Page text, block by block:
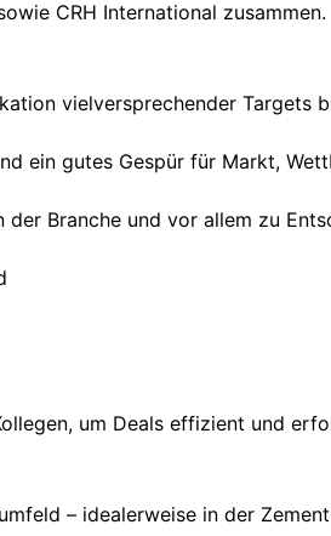
CRH International zusammen.
vielversprechender Targets
ein gutes Gespür für Markt,
Branche und vor allem zu
um Deals effizient und
– idealerweise in der